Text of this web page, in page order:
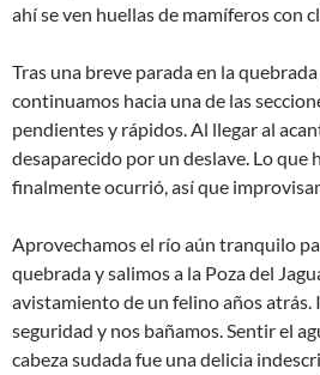
ahí se ven huellas de mamíferos con
Tras una breve parada en la
continuamos hacia una de las
pendientes y rápidos. Al llegar al
desaparecido por un deslave. Lo que
finalmente ocurrió, así que
Aprovechamos el río aún tranquilo
quebrada y salimos a la Poza del
avistamiento de un felino años atrás.
seguridad y nos bañamos. Sentir el
cabeza sudada fue una delicia